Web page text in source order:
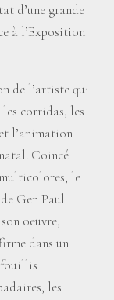
d’une grande
à l’Exposition
de l’artiste qui
les corridas, les
l’animation
Coincé
le
Gen Paul
oeuvre,
dans un
fouillis
les